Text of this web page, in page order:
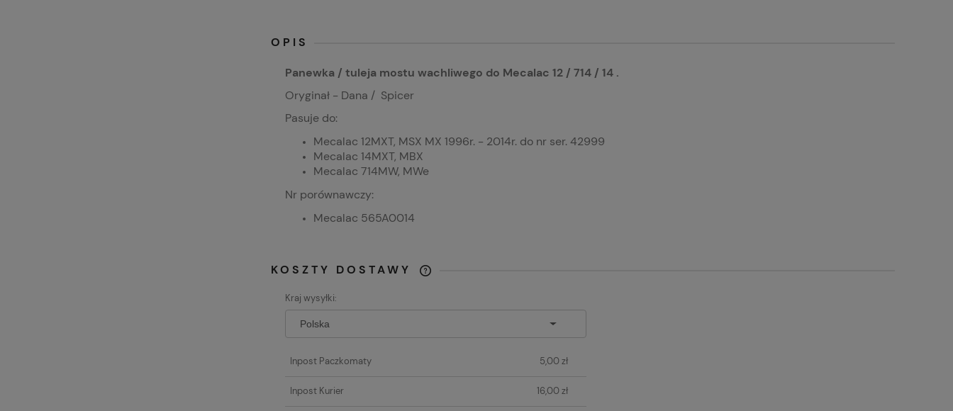
OPIS
Panewka / tuleja mostu wachliwego do Mecalac 12 / 714 / 14 .
Oryginał - Dana / Spicer
Pasuje do:
Mecalac 12MXT, MSX MX 1996r. - 2014r. do nr ser. 42999
Mecalac 14MXT, MBX
Mecalac 714MW, MWe
Nr porównawczy:
Mecalac 565A0014
KOSZTY DOSTAWY
Kraj wysyłki:
Inpost Paczkomaty 5,00 zł
Inpost Kurier 16,00 zł